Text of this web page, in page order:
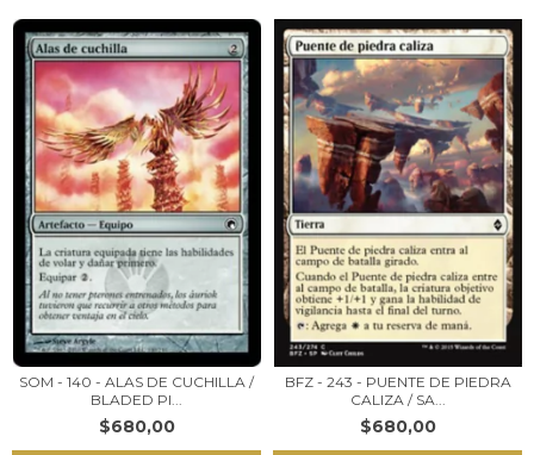
SOM - 140 - ALAS DE CUCHILLA /
BLADED PI...
$680,00
BFZ - 243 - PUENTE DE PIEDRA
CALIZA / SA...
$680,00